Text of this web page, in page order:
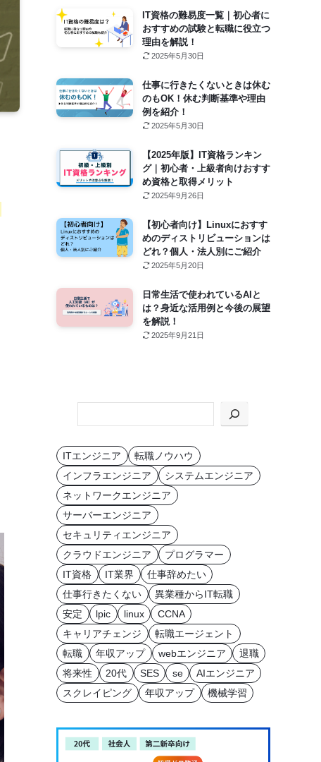
IT資格の難易度一覧｜初心者に
おすすめの試験と転職に役立つ
理由を解説！
2025年5月30日
仕事に行きたくないときは休む
のもOK！休む判断基準や理由
例を紹介！
2025年5月30日
【2025年版】IT資格ランキン
グ｜初心者・上級者向けおすす
め資格と取得メリット
2025年9月26日
【初心者向け】Linuxにおすす
めのディストリビューションは
どれ？個人・法人別にご紹介
2025年5月20日
日常生活で使われているAIと
は？身近な活用例と今後の展望
を解説！
2025年9月21日
ら
探
す
ITエンジニア
転職ノウハウ
インフラエンジニア
システムエンジニア
ネットワークエンジニア
サーバーエンジニア
セキュリティエンジニア
クラウドエンジニア
プログラマー
IT資格
IT業界
仕事辞めたい
仕事行きたくない
異業種からIT転職
安定
lpic linux
CCNA
キャリアチェンジ
転職エージェント
転職
年収アップ webエンジニア
退職
将来性
20代 SES se
AIエンジニア
スクレイピング
年収アップ 機械学習